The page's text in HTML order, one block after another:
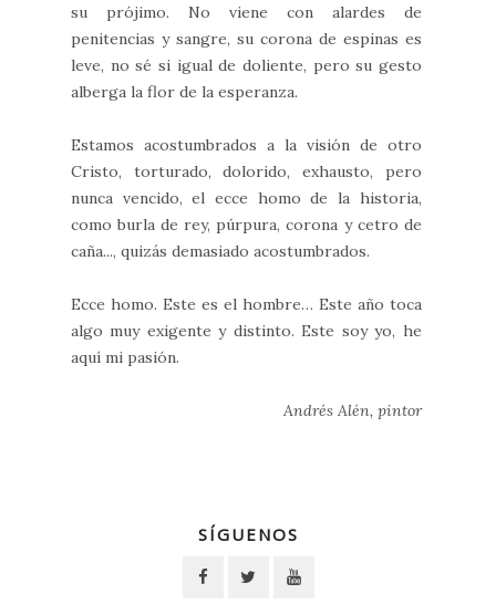
su prójimo. No viene con alardes de
penitencias y sangre, su corona de espinas es
leve, no sé si igual de doliente, pero su gesto
alberga la flor de la esperanza.
Estamos acostumbrados a la visión de otro
Cristo, torturado, dolorido, exhausto, pero
nunca vencido, el ecce homo de la historia,
como burla de rey, púrpura, corona y cetro de
caña..., quizás demasiado acostumbrados.
Ecce homo. Este es el hombre… Este año toca
algo muy exigente y distinto. Este soy yo, he
aquí mi pasión.
Andrés Alén, pintor
SÍGUENOS